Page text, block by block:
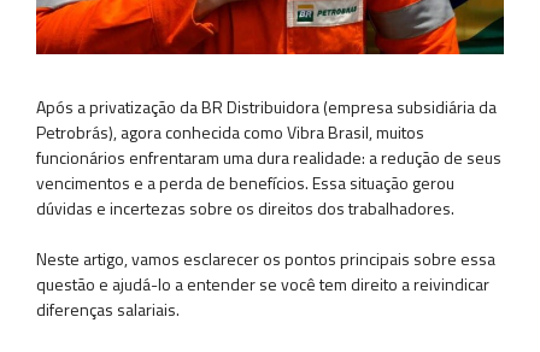
Após a privatização da BR Distribuidora (empresa subsidiária da
Petrobrás), agora conhecida como Vibra Brasil, muitos
funcionários enfrentaram uma dura realidade: a redução de seus
vencimentos e a perda de benefícios. Essa situação gerou
dúvidas e incertezas sobre os direitos dos trabalhadores.
Neste artigo, vamos esclarecer os pontos principais sobre essa
questão e ajudá-lo a entender se você tem direito a reivindicar
diferenças salariais.